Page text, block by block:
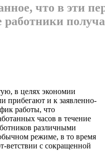
что в эти
работники
в целях экономии
прибегают и к заявленно­
работы, что
часов в течение
различными
режиме, в то вре­мя
ветствии с сокращенной